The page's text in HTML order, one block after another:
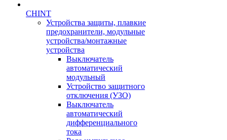
CHINT
Устройства защиты, плавкие
предохранители, модульные
устройства/монтажные
устройства
Выключатель
автоматический
модульный
Устройство защитного
отключения (УЗО)
Выключатель
автоматический
дифференциального
тока